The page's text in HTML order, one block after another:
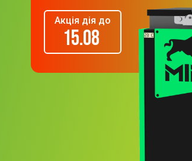
15.08
Акція дія до